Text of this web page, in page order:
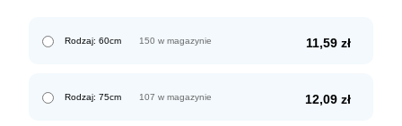
Rodzaj: 60cm 11,59 zł
150 w magazynie
Rodzaj: 75cm 12,09 zł
107 w magazynie